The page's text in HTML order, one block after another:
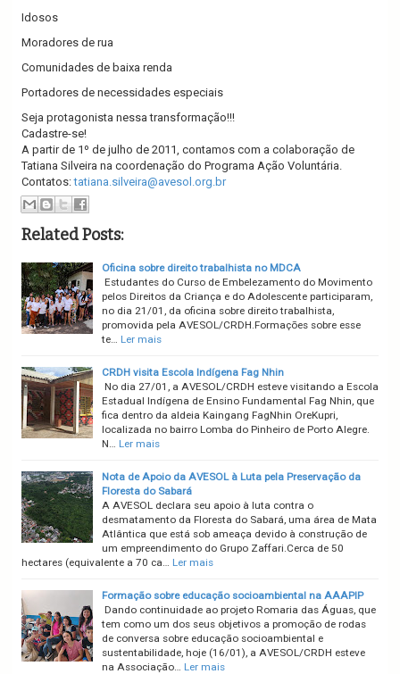
Idosos
Moradores de rua
Comunidades de baixa renda
Portadores de necessidades especiais
Seja protagonista nessa transformação!!!
Cadastre-se!
A partir de 1º de julho de 2011, contamos com a colaboração de
Tatiana Silveira na coordenação do Programa Ação Voluntária.
Contatos:tatiana.silveira@avesol.org.br
Related Posts:
Oficina sobre direito trabalhista no MDCA
Estudantes do Curso de Embelezamento do Movimento
pelos Direitos da Criança e do Adolescente participaram,
no dia 21/01, da oficina sobre direito trabalhista,
promovida pela AVESOL/CRDH.Formações sobre esse
te… Ler mais
CRDH visita Escola Indígena Fag Nhin
No dia 27/01, a AVESOL/CRDH esteve visitando a Escola
Estadual Indígena de Ensino Fundamental Fag Nhin, que
fica dentro da aldeia Kaingang FagNhin OreKupri,
localizada no bairro Lomba do Pinheiro de Porto Alegre.
N… Ler mais
Nota de Apoio da AVESOL à Luta pela Preservação da
Floresta do Sabará
A AVESOL declara seu apoio à luta contra o
desmatamento da Floresta do Sabará, uma área de Mata
Atlântica que está sob ameaça devido à construção de
um empreendimento do Grupo Zaffari.Cerca de 50
hectares (equivalente a 70 ca… Ler mais
Formação sobre educação socioambiental na AAAPIP
Dando continuidade ao projeto Romaria das Águas, que
tem como um dos seus objetivos a promoção de rodas
de conversa sobre educação socioambiental e
sustentabilidade, hoje (16/01), a AVESOL/CRDH esteve
na Associação… Ler mais